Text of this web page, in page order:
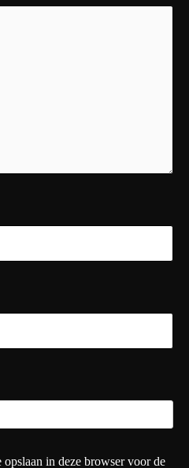
in deze browser voor de